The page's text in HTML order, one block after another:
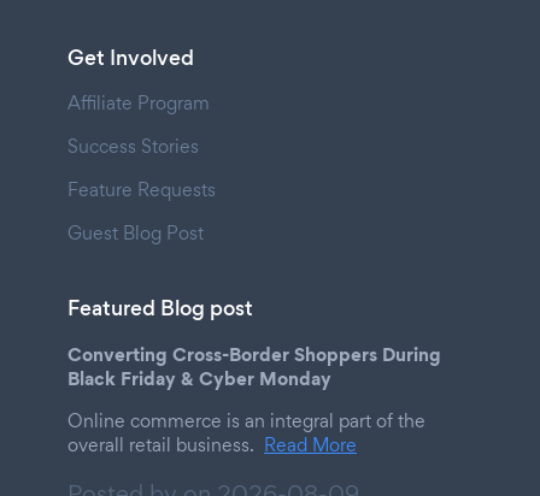
Get Involved
Affiliate Program
Success Stories
Feature Requests
Guest Blog Post
Featured Blog post
Converting Cross-Border Shoppers During
Black Friday & Cyber Monday
Online commerce is an integral part of the
overall retail business. Read More